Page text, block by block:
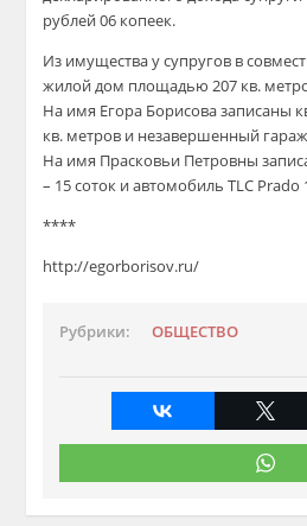
рублей 06 копеек.
Из имущества у супругов в
жилой дом площадью 207 кв.
На имя Егора Борисова записаны
кв. метров и незавершенный
На имя Прасковьи Петровны
– 15 соток и автомобиль TLC Prado
****
http://egorborisov.ru/
Рубрики: ОБЩЕСТВО